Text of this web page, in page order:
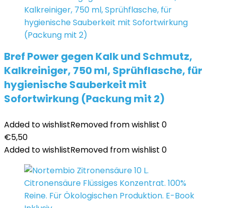
Bref Power gegen Kalk und Schmutz,
Kalkreiniger, 750 ml, Sprühflasche, für
hygienische Sauberkeit mit
Sofortwirkung (Packung mit 2)
Added to wishlistRemoved from wishlist 0
€5,50
Added to wishlistRemoved from wishlist 0